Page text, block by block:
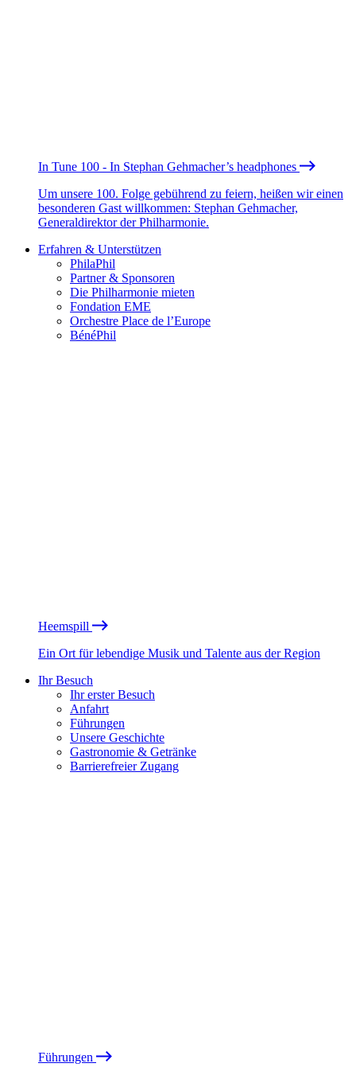
In Tune 100 - In Stephan Gehmacher’s headphones
Um unsere 100. Folge gebührend zu feiern, heißen wir einen
besonderen Gast willkommen: Stephan Gehmacher,
Generaldirektor der Philharmonie.
Erfahren & Unterstützen
PhilaPhil
Partner & Sponsoren
Die Philharmonie mieten
Fondation EME
Orchestre Place de l’Europe
BénéPhil
Heemspill
Ein Ort für lebendige Musik und Talente aus der Region
Ihr Besuch
Ihr erster Besuch
Anfahrt
Führungen
Unsere Geschichte
Gastronomie & Getränke
Barrierefreier Zugang
Führungen